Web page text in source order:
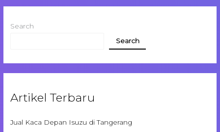
Search
Search
Artikel Terbaru
Jual Kaca Depan Isuzu di Tangerang